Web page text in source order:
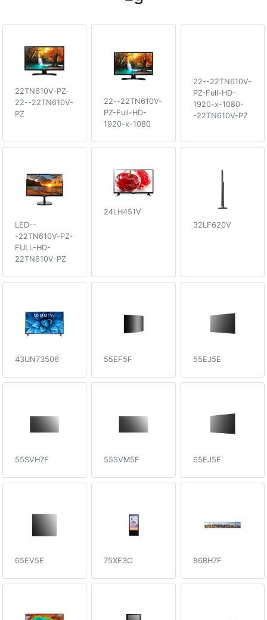
22TN610V-PZ-
22--22TN610V-
PZ
22--22TN610V-
PZ-Full-HD-
1920-x-1080
22--22TN610V-
PZ-Full-HD-
1920-x-1080-
-22TN610V-PZ
LED--
-22TN610V-PZ-
FULL-HD-
22TN610V-PZ
24LH451V
32LF620V
43UN73506 55EF5F 55EJ5E
55SVH7F 55SVM5F 65EJ5E
65EV5E 75XE3C 86BH7F